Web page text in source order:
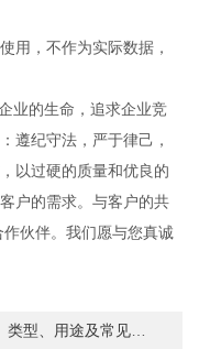
，不作为实际数据，
的生命，追求企业竞
遵纪守法，严于律己，
以过硬的质量和优良的
户的需求。与客户的共
伙伴。我们愿与您真诚
用途及常见问题汇总